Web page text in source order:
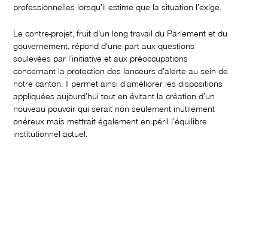
professionnelles lorsqu’il estime que la situation l’exige.
Le contre-projet, fruit d’un long travail du Parlement et du
gouvernement, répond d’une part aux questions
soulevées par l’initiative et aux préoccupations
concernant la protection des lanceurs d’alerte au sein de
notre canton. Il permet ainsi d’améliorer les dispositions
appliquées aujourd’hui tout en évitant la création d’un
nouveau pouvoir qui serait non seulement inutilement
onéreux mais mettrait également en péril l’équilibre
institutionnel actuel.